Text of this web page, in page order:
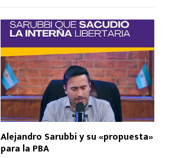
Alejandro Sarubbi y su «propuesta»
para la PBA